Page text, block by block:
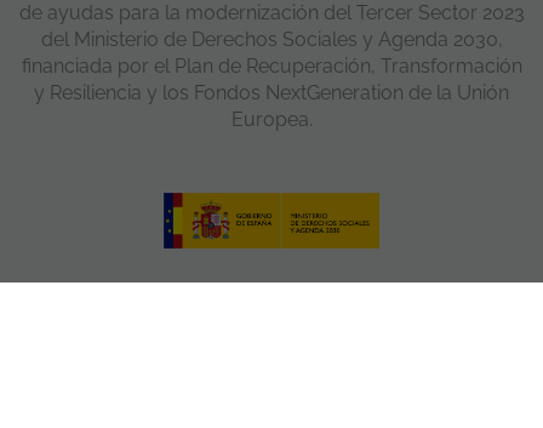
de ayudas para la modernización del Tercer Sector 2023
del Ministerio de Derechos Sociales y Agenda 2030,
financiada por el Plan de Recuperación, Transformación
y Resiliencia y los Fondos NextGeneration de la Unión
Europea.